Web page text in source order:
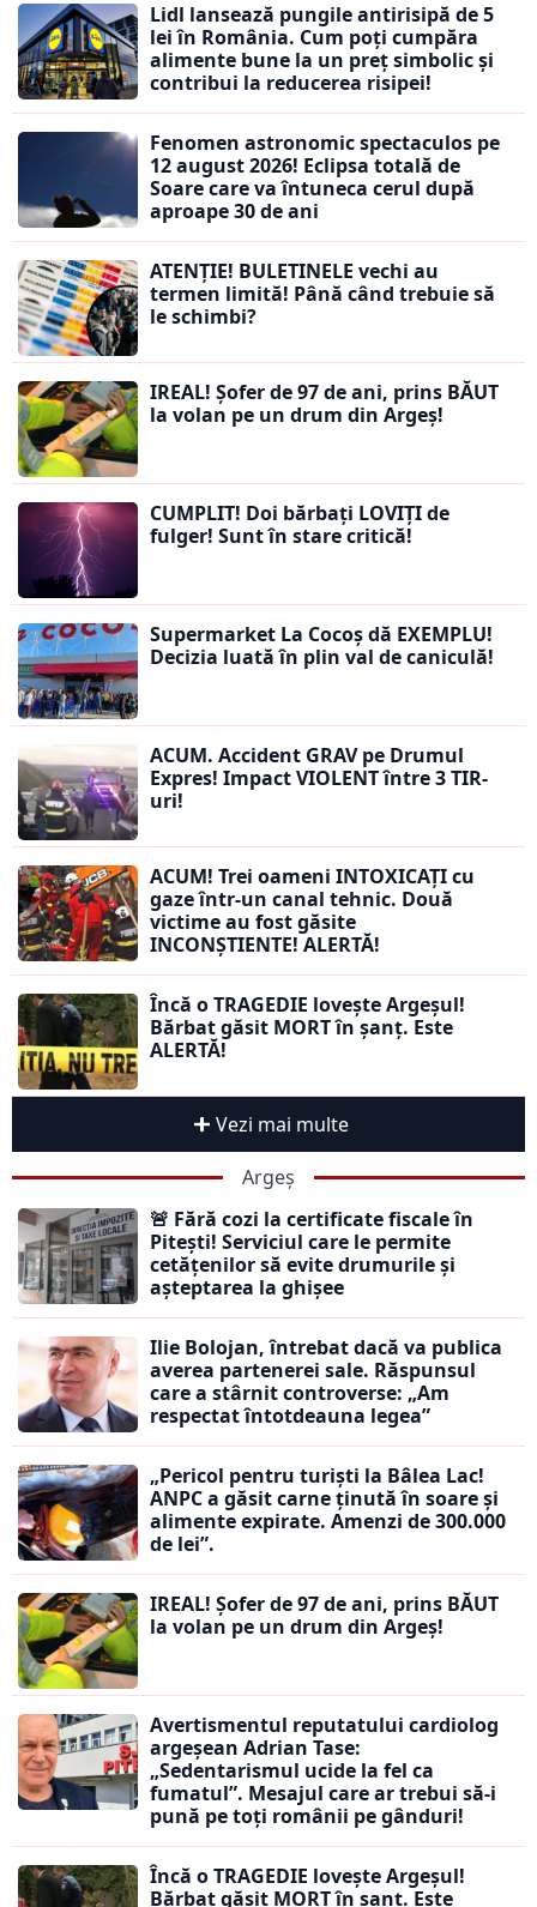
Lidl lansează pungile antirisipă de 5
lei în România. Cum poți cumpăra
alimente bune la un preț simbolic și
contribui la reducerea risipei!
Fenomen astronomic spectaculos pe
12 august 2026! Eclipsa totală de
Soare care va întuneca cerul după
aproape 30 de ani
ATENȚIE! BULETINELE vechi au
termen limită! Până când trebuie să
le schimbi?
IREAL! Șofer de 97 de ani, prins BĂUT
la volan pe un drum din Argeș!
CUMPLIT! Doi bărbați LOVIȚI de
fulger! Sunt în stare critică!
Supermarket La Cocoș dă EXEMPLU!
Decizia luată în plin val de caniculă!
ACUM. Accident GRAV pe Drumul
Expres! Impact VIOLENT între 3 TIR-
uri!
ACUM! Trei oameni INTOXICAȚI cu
gaze într-un canal tehnic. Două
victime au fost găsite
INCONȘTIENTE! ALERTĂ!
Încă o TRAGEDIE lovește Argeșul!
Bărbat găsit MORT în șanț. Este
ALERTĂ!
Vezi mai multe
Argeș
🚨 Fără cozi la certificate fiscale în
Pitești! Serviciul care le permite
cetățenilor să evite drumurile și
așteptarea la ghișee
Ilie Bolojan, întrebat dacă va publica
averea partenerei sale. Răspunsul
care a stârnit controverse: „Am
respectat întotdeauna legea”
„Pericol pentru turiști la Bâlea Lac!
ANPC a găsit carne ținută în soare și
alimente expirate. Amenzi de 300.000
de lei”.
IREAL! Șofer de 97 de ani, prins BĂUT
la volan pe un drum din Argeș!
Avertismentul reputatului cardiolog
argeșean Adrian Tase:
„Sedentarismul ucide la fel ca
fumatul”. Mesajul care ar trebui să-i
pună pe toți românii pe gânduri!
Încă o TRAGEDIE lovește Argeșul!
Bărbat găsit MORT în șanț. Este